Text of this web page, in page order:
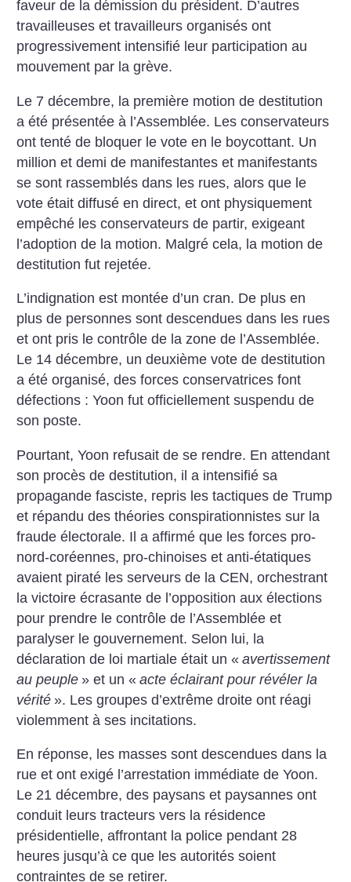
faveur de la démission du président. ­D’autres
travailleuses et travailleurs organisés ont
progressivement intensifié leur participation au
mouvement par la grève.
Le 7 décembre, la première motion de destitution
a été présentée à l’Assemblée. Les conservateurs
ont tenté de bloquer le vote en le boycottant. Un
million et demi de manifestantes et manifestants
se sont rassemblés dans les rues, alors que le
vote était diffusé en direct, et ont physiquement
empêché les conservateurs de partir, exigeant
l’adoption de la motion. Malgré cela, la motion de
destitution fut rejetée.
L’indignation est montée d’un cran. De plus en
plus de personnes sont descendues dans les rues
et ont pris le contrôle de la zone de l’Assemblée.
Le 14 décembre, un deuxième vote de destitution
a été organisé, des forces conservatrices font
défections : Yoon fut officiellement suspendu de
son poste.
Pourtant, Yoon refusait de se rendre. En attendant
son procès de destitution, il a intensifié sa
propagande fasciste, repris les tactiques de Trump
et répandu des théories conspirationnistes sur la
fraude électorale. Il a affirmé que les forces pro-
nord-coréennes, pro-chinoises et anti-étatiques
avaient piraté les serveurs de la CEN, orchestrant
la victoire écrasante de l’opposition aux élections
pour prendre le contrôle de l’Assemblée et
paralyser le gouvernement. Selon lui, la
déclaration de loi martiale était un « avertissement
au peuple » et un « acte éclairant pour révéler la
vérité ». Les groupes d’extrême droite ont réagi
violemment à ses incitations.
En réponse, les masses sont descendues dans la
rue et ont ­exigé l’arrestation immédiate de Yoon.
Le 21 décembre, des paysans et paysannes ont
conduit leurs tracteurs vers la résidence
présidentielle, affrontant la police pendant 28
heures jusqu’à ce que les autorités soient
contraintes de se retirer.